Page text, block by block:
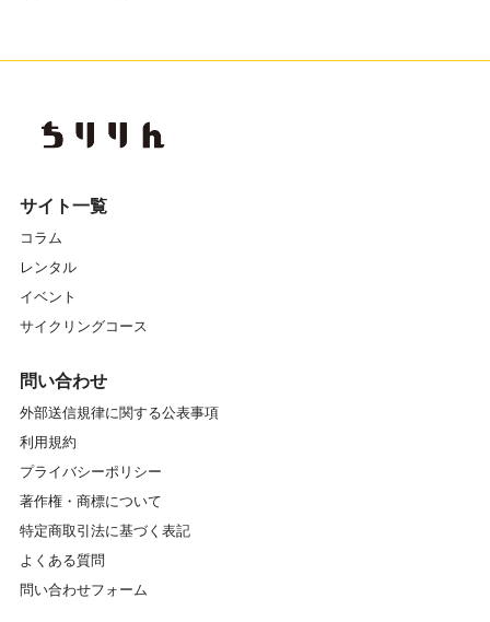
サイト一覧
コラム
レンタル
イベント
サイクリングコース
問い合わせ
外部送信規律に関する公表事項
利用規約
プライバシーポリシー
著作権・商標について
特定商取引法に基づく表記
よくある質問
問い合わせフォーム